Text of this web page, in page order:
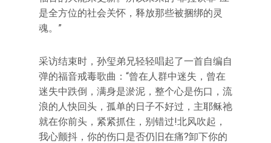
是全方位的社会关怀，释放那些被捆绑的灵
魂。”
采访结束时，孙玺弟兄轻轻唱起了一首自编自
弹的福音戒毒歌曲：“曾在人群中迷失，曾在
迷失中跌倒，满身是淤泥，整个心是伤口，流
浪的人快回头，孤单的日子不好过，主耶稣祂
就在你前头，紧紧抓住，别错过!北风吹起，
我心颤抖，你的伤口是否仍旧在痛?卸下你的